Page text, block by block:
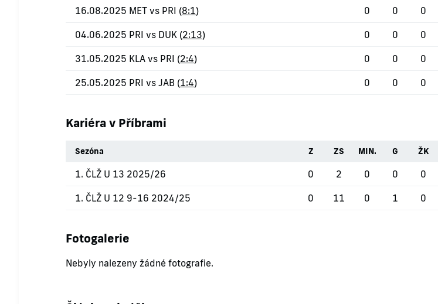
16.08.2025 MET vs PRI (8:1) 0 0 0
04.06.2025 PRI vs DUK (2:13) 0 0 0
31.05.2025 KLA vs PRI (2:4) 0 0 0
25.05.2025 PRI vs JAB (1:4) 0 0 0
Kariéra v Příbrami
Sezóna Z ZS MIN. G ŽK
1. ČLŽ U 13 2025/26 0 2 0 0 0
1. ČLŽ U 12 9-16 2024/25 0 11 0 1 0
Fotogalerie
Nebyly nalezeny žádné fotografie.